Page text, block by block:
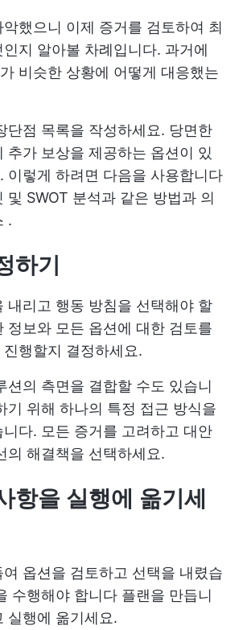
했으니 이제 증거를 검토하여 최
지 알아볼 차례입니다. 과거에
비슷한 상황에 어떻게 대응했는
단점 목록을 작성하세요. 당면한
추가 보상을 제공하는 옵션이 있
이렇게 하려면 다음을 사용합니다
및 SWOT 분석과 같은 방법과 의
.
하기
내리고 행동 방침을 선택해야 할
정보와 모든 옵션에 대한 검토를
행할지 결정하세요.
션의 측면을 결합할 수도 있습니
기 위해 하나의 특정 접근 방식을
다. 모든 증거를 고려하고 대안
의 해결책을 선택하세요.
항을 실행에 옮기세
옵션을 검토하고 선택을 내렸습
수행해야 합니다 플랜을 만듭니
실행에 옮기세요.